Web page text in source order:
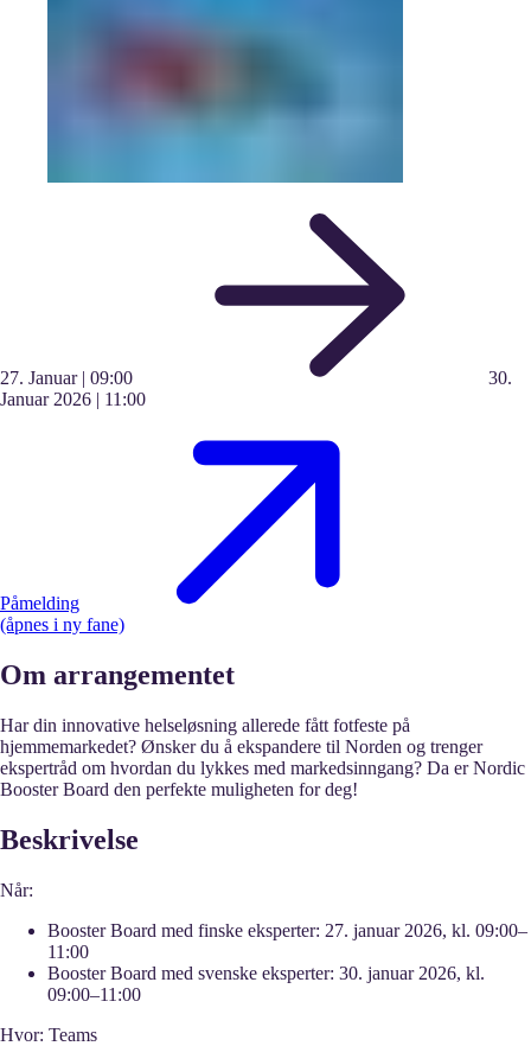
27. Januar| 09:00
30.
Januar2026 | 11:00
Påmelding
(åpnes i ny fane)
Om arrangementet
Har din innovative helseløsning allerede fått fotfeste på
hjemmemarkedet? Ønsker du å ekspandere til Norden og trenger
ekspertråd om hvordan du lykkes med markedsinngang? Da er Nordic
Booster Board den perfekte muligheten for deg!
Beskrivelse
Når:
Booster Board med finske eksperter: 27. januar 2026, kl. 09:00–
11:00
Booster Board med svenske eksperter: 30. januar 2026, kl.
09:00–11:00
Hvor: Teams